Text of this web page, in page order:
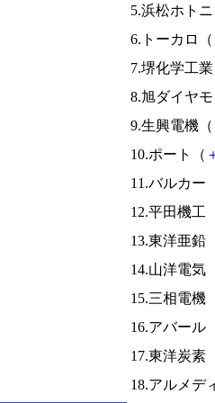
5.浜松ホト
6.トーカロ（
7.堺化学工業
8.旭ダイヤ
9.生興電機（
10.ポート（
11.バルカー
12.平田機工
13.東洋亜鉛
14.山洋電気
15.三相電機
16.アバール
17.東洋炭素
18.アルメデ